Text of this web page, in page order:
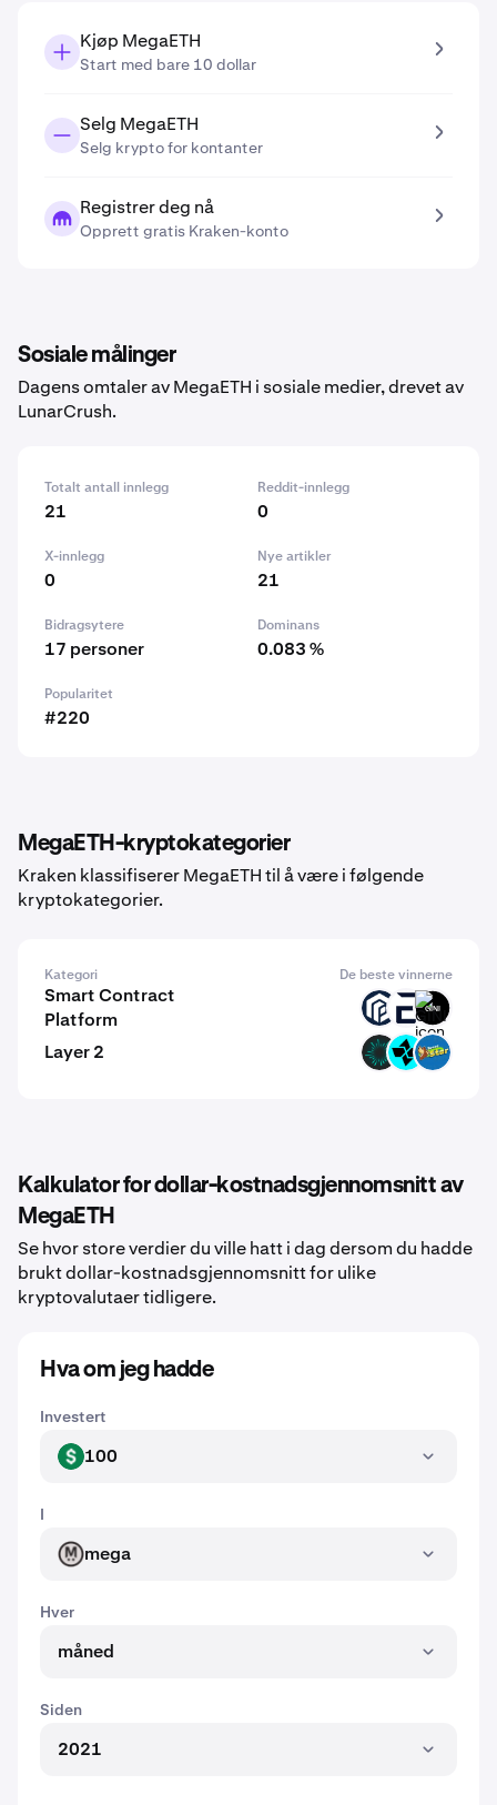
Kjøp MegaETH
Start med bare 10 dollar
Selg MegaETH
Selg krypto for kontanter
Registrer deg nå
Opprett gratis Kraken-konto
Sosiale målinger
Dagens omtaler av MegaETH i sosiale medier, drevet av
LunarCrush.
Totalt antall innlegg
21
Reddit-innlegg
0
X-innlegg
0
Nye artikler
21
Bidragsytere
17 personer
Dominans
0.083 %
Popularitet
#220
MegaETH-kryptokategorier
Kraken klassifiserer MegaETH til å være i følgende
kryptokategorier.
Kategori De beste vinnerne
Smart Contract
Platform
PAW EVR GINI
Layer 2 BVM CTSI JOC
Kalkulator for dollar-kostnadsgjennomsnitt av
MegaETH
Se hvor store verdier du ville hatt i dag dersom du hadde
brukt dollar-kostnadsgjennomsnitt for ulike
kryptovalutaer tidligere.
Hva om jeg hadde
Investert
USD 100
I
MEGA mega
Hver
måned
Siden
2021